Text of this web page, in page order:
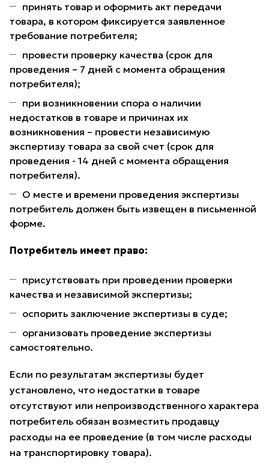
принять товар и оформить акт передачи
товара, в котором фиксируется заявленное
требование потребителя;
провести проверку качества (срок для
проведения – 7 дней с момента обращения
потребителя);
при возникновении спора о наличии
недостатков в товаре и причинах их
возникновения – провести независимую
экспертизу товара за свой счет (срок для
проведения - 14 дней с момента обращения
потребителя).
О месте и времени проведения экспертизы
потребитель должен быть извещен в письменной
форме.
Потребитель имеет право:
присутствовать при проведении проверки
качества и независимой экспертизы;
оспорить заключение экспертизы в суде;
организовать проведение экспертизы
самостоятельно.
Если по результатам экспертизы будет
установлено, что недостатки в товаре
отсутствуют или непроизводственного характера
потребитель обязан возместить продавцу
расходы на ее проведение (в том числе расходы
на транспортировку товара).